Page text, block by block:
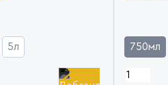
5л 750мл